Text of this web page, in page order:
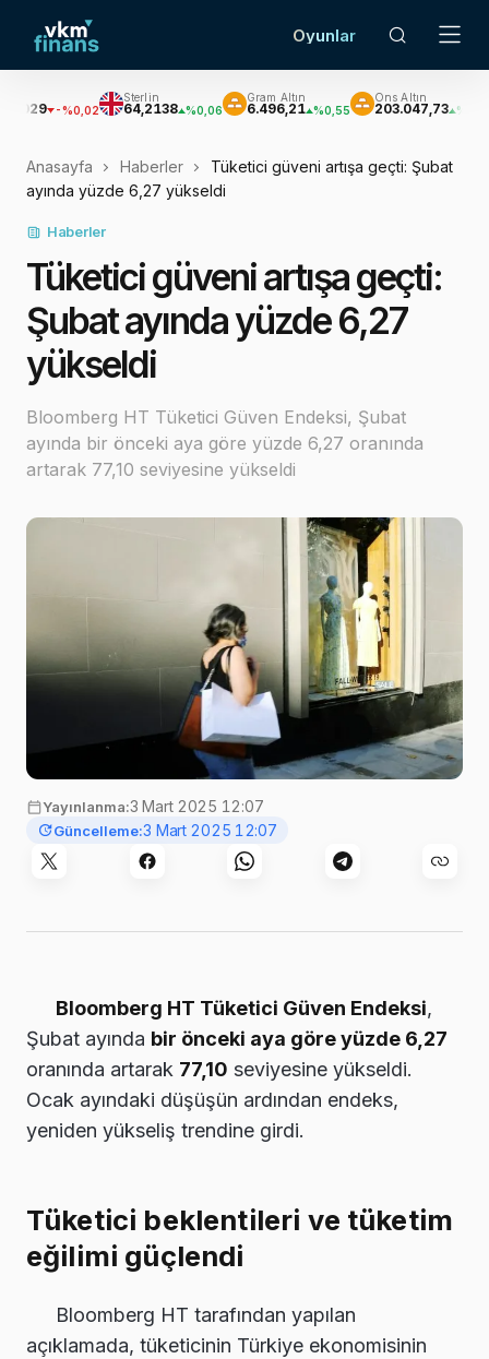
Oyunlar
-%0,02
Sterlin
64,2138 %0,06
Gram Altın
6.496,21 %0,55
Ons Altın
203.047,73 %0,59
Anasayfa Haberler
Tüketici güveni artışa geçti: Şubat
ayında yüzde 6,27 yükseldi
Haberler
Tüketici güveni artışa geçti:
Şubat ayında yüzde 6,27
yükseldi
Bloomberg HT Tüketici Güven Endeksi, Şubat
ayında bir önceki aya göre yüzde 6,27 oranında
artarak 77,10 seviyesine yükseldi
Görsel:Şahin Sezer Dinçer
Yayınlanma:3 Mart 2025 12:07
Güncelleme:3 Mart 2025 12:07
Bloomberg HT Tüketici Güven Endeksi,
Şubat ayında bir önceki aya göre yüzde 6,27
oranında artarak 77,10 seviyesine yükseldi.
Ocak ayındaki düşüşün ardından endeks,
yeniden yükseliş trendine girdi.
Tüketici beklentileri ve tüketim
eğilimi güçlendi
Bloomberg HT tarafından yapılan
açıklamada, tüketicinin Türkiye ekonomisinin